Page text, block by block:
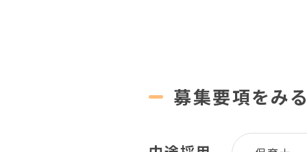
募集要項をみ